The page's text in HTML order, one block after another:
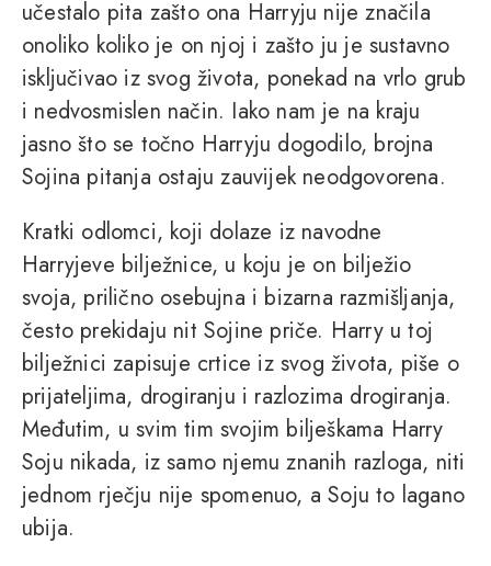
učestalo pita zašto ona Harryju nije značila
onoliko koliko je on njoj i zašto ju je sustavno
isključivao iz svog života, ponekad na vrlo grub
i nedvosmislen način. Iako nam je na kraju
jasno što se točno Harryju dogodilo, brojna
Sojina pitanja ostaju zauvijek neodgovorena.
Kratki odlomci, koji dolaze iz navodne
Harryjeve bilježnice, u koju je on bilježio
svoja, prilično osebujna i bizarna razmišljanja,
često prekidaju nit Sojine priče. Harry u toj
bilježnici zapisuje crtice iz svog života, piše o
prijateljima, drogiranju i razlozima drogiranja.
Međutim, u svim tim svojim bilješkama Harry
Soju nikada, iz samo njemu znanih razloga, niti
jednom rječju nije spomenuo, a Soju to lagano
ubija.